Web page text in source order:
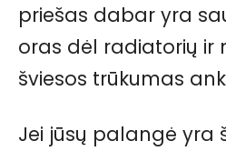
priešas dabar yra
oras dėl radiatorių ir
šviesos trūkumas
Jei jūsų palangė yra